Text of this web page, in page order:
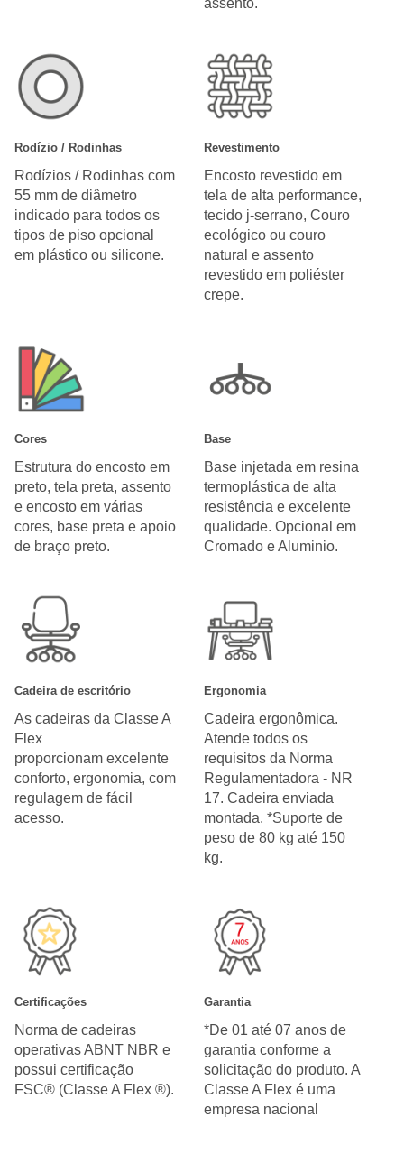
Rodízio / Rodinhas
Rodízios / Rodinhas com
55 mm de diâmetro
indicado para todos os
tipos de piso opcional
em plástico ou silicone.
Revestimento
Encosto revestido em
tela de alta performance,
tecido j-serrano, Couro
ecológico ou couro
natural e assento
revestido em poliéster
crepe.
Cores
Estrutura do encosto em
preto, tela preta, assento
e encosto em várias
cores, base preta e apoio
de braço preto.
Base
Base injetada em resina
termoplástica de alta
resistência e excelente
qualidade. Opcional em
Cromado e Aluminio.
Cadeira de escritório
As cadeiras da Classe A
Flex
proporcionam excelente
conforto, ergonomia, com
regulagem de fácil
acesso.
Ergonomia
Cadeira ergonômica.
Atende todos os
requisitos da Norma
Regulamentadora - NR
17. Cadeira enviada
montada. *Suporte de
peso de 80 kg até 150
kg.
Certificações
Norma de cadeiras
operativas ABNT NBR e
possui certificação
FSC® (Classe A Flex ®).
Garantia
*De 01 até 07 anos de
garantia conforme a
solicitação do produto. A
Classe A Flex é uma
empresa nacional